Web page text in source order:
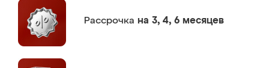
Рассрочка на 3, 4, 6 месяцев